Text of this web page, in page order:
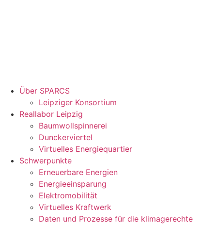
Über SPARCS
Leipziger Konsortium
Reallabor Leipzig
Baumwollspinnerei
Dunckerviertel
Virtuelles Energiequartier
Schwerpunkte
Erneuerbare Energien
Energieeinsparung
Elektromobilität
Virtuelles Kraftwerk
Daten und Prozesse für die klimagerechte